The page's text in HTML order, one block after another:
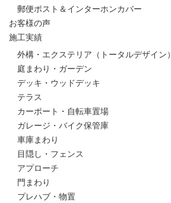
郵便ポスト＆インターホンカバー
お客様の声
施工実績
外構・エクステリア（トータルデザイン）
庭まわり・ガーデン
デッキ・ウッドデッキ
テラス
カーポート・自転車置場
ガレージ・バイク保管庫
車庫まわり
目隠し・フェンス
アプローチ
門まわり
プレハブ・物置